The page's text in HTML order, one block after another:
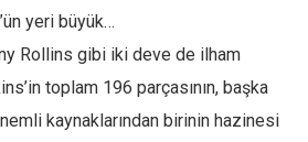
yeri büyük…
Rollins gibi iki deve de ilham
toplam 196 parçasının, başka
kaynaklarından birinin hazinesi